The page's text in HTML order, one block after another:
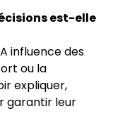
est-elle
influence des
ou la
expliquer,
garantir leur